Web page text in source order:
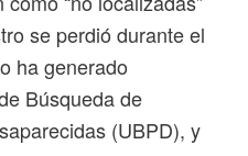
se perdió durante el
ha generado
Búsqueda de
(UBPD), y